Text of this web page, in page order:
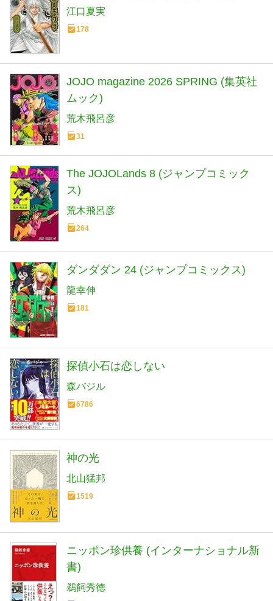
江口夏実
178
JOJO magazine 2026 SPRING (集英社
ムック)
荒木飛呂彦
31
The JOJOLands 8 (ジャンプコミック
ス)
荒木飛呂彦
264
ダンダダン 24 (ジャンプコミックス)
龍幸伸
181
探偵小石は恋しない
森バジル
6786
神の光
北山猛邦
1519
ニッポン珍供養 (インターナショナル新
書)
鵜飼秀徳